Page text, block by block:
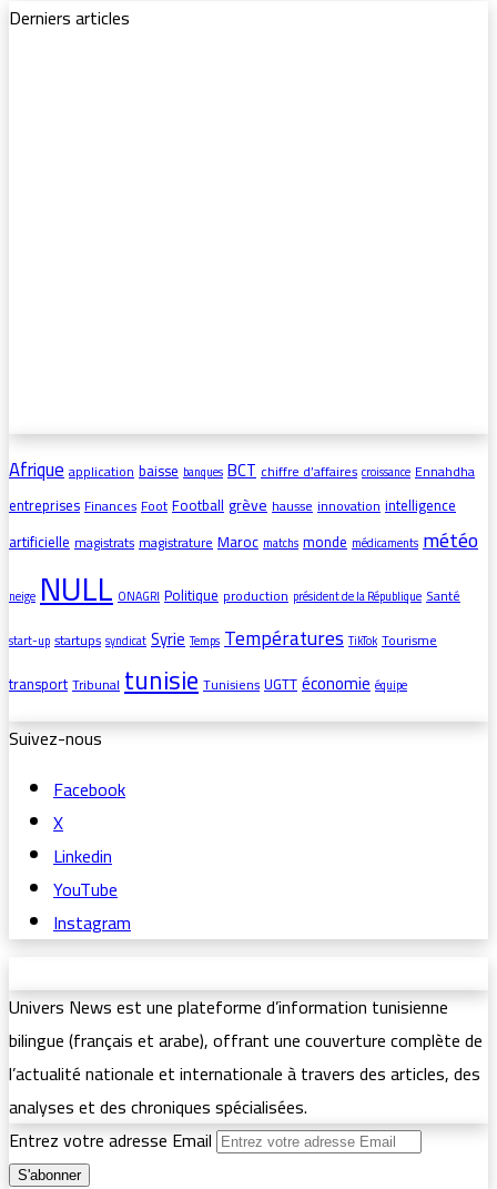
Derniers articles
Afriqueapplicationbaisse banques BCTchiffre d’affaires croissance Ennahdha
entreprisesFinancesFootFootballgrèvehausseinnovationintelligence
artificiellemagistratsmagistratureMaroc matchs monde médicaments météo
neige NULL ONAGRI Politique production président de la République Santé
start-up startups syndicat Syrie Temps Températures TikTok Tourisme
transportTribunaltunisieTunisiensUGTTéconomie équipe
Suivez-nous
Facebook
X
Linkedin
YouTube
Instagram
Univers News est une plateforme d’information tunisienne
bilingue (français et arabe), offrant une couverture complète de
l’actualité nationale et internationale à travers des articles, des
analyses et des chroniques spécialisées.
Entrez votre adresse Email